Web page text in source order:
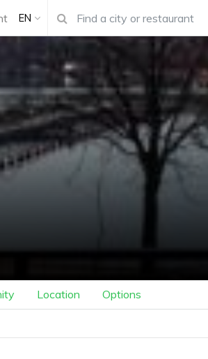
EN
Location Options